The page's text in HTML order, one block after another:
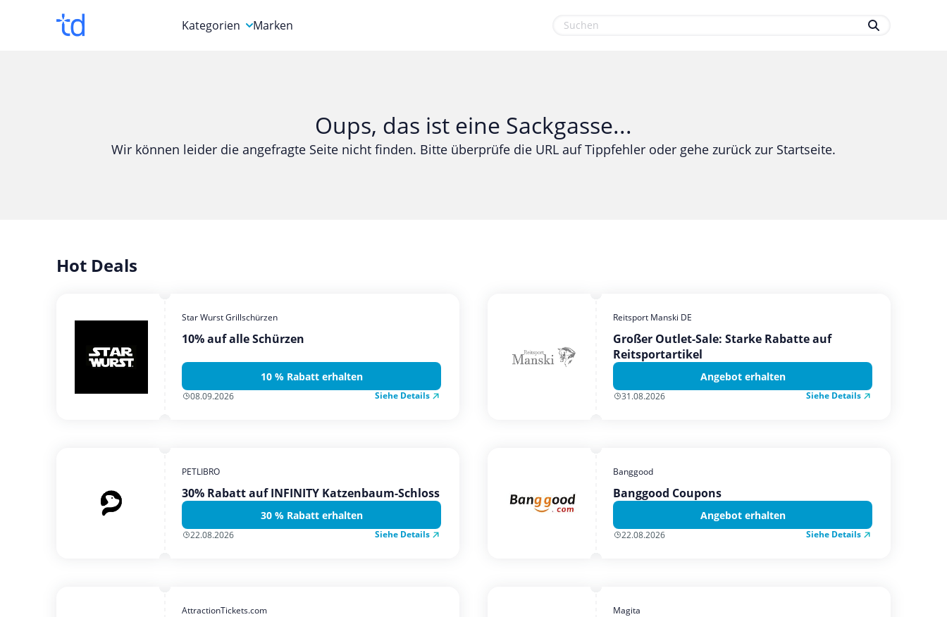
Kategorien
Computer & Elektronik
Gesundheit & Beauty
Mobilfunk & Internet
Marken
Oups, das ist eine Sackgasse...
Wir können leider die angefragte Seite nicht finden. Bitte überprüfe die URL auf Tippfehler oder gehe zurück zur Startseite.
Hot Deals
Star Wurst Grillschürzen
10% auf alle Schürzen
10 % Rabatt erhalten
08.09.2026 Siehe Details
Reitsport Manski DE
Großer Outlet-Sale: Starke Rabatte auf
Reitsportartikel
Angebot erhalten
31.08.2026 Siehe Details
PETLIBRO
30% Rabatt auf INFINITY Katzenbaum-Schloss
30 % Rabatt erhalten
22.08.2026 Siehe Details
Banggood
Banggood Coupons
Angebot erhalten
22.08.2026 Siehe Details
AttractionTickets.com Magita